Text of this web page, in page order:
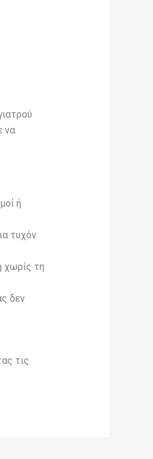
να
ή
τυχόν
χωρίς τη
δεν
τις